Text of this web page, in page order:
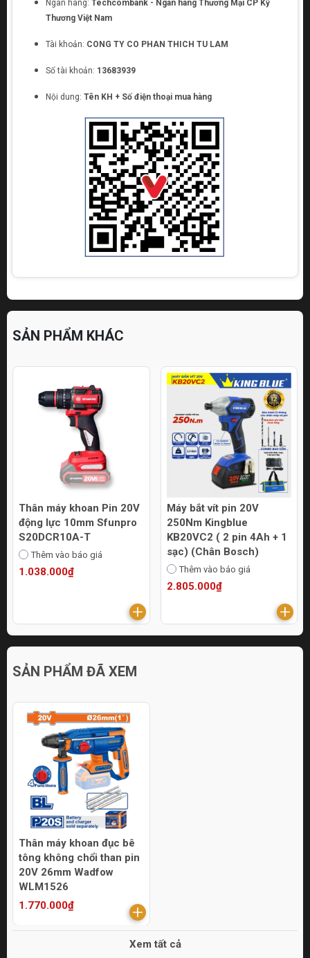
Ngân hàng: Techcombank - Ngân hàng Thương Mại CP Kỹ
Thương Việt Nam
Tài khoản: CONG TY CO PHAN THICH TU LAM
Số tài khoản: 13683939
Nội dung: Tên KH + Số điện thoại mua hàng
SẢN PHẨM KHÁC
Máy bắt vít pin 20V
250Nm Kingblue
KB20VC2 ( 2 pin 4Ah + 1
sạc) (Chân Bosch)
Thêm vào báo giá
Máy cưa kiếm pin 20V
Kingblue KB20CK2 (2 pin
4Ah + 1 sạc) (Chân
Bosch)
Thêm vào báo giá
3.806.000₫
SẢN PHẨM ĐÃ XEM
Thân máy khoan đục bê
tông không chổi than pin
20V 26mm Wadfow
WLM1526
1.770.000₫
Xem tất cả